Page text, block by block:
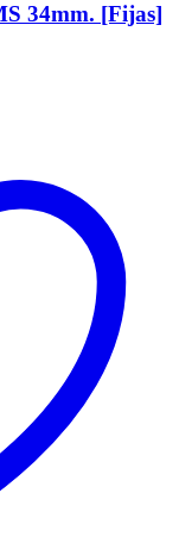
34mm. [Fijas]